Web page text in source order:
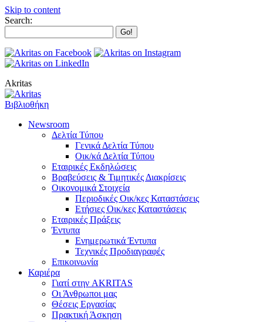
Skip to content
Search:
Akritas
Βιβλιοθήκη
Newsroom
Δελτία Τύπου
Γενικά Δελτία Τύπου
Οικ/κά Δελτία Τύπου
Εταιρικές Εκδηλώσεις
Βραβεύσεις & Τιμητικές Διακρίσεις
Οικονομικά Στοιχεία
Περιοδικές Οικ/κες Καταστάσεις
Ετήσιες Οικ/κες Καταστάσεις
Εταιρικές Πράξεις
Έντυπα
Ενημερωτικά Έντυπα
Τεχνικές Προδιαγραφές
Επικοινωνία
Καριέρα
Γιατί στην AKRITAS
Οι Άνθρωποι μας
Θέσεις Εργασίας
Πρακτική Άσκηση